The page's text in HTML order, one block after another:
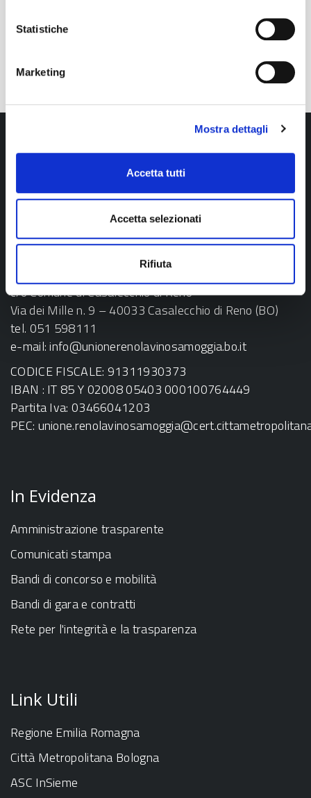
Statistiche
Marketing
Mostra dettagli
Accetta tutti
Accetta selezionati
Rifiuta
Procedure interne
SEDE LEGALE E AFFARI GENERALI
c/o Comune di Casalecchio di Reno
Via dei Mille n. 9 – 40033 Casalecchio di Reno (BO)
tel. 051 598111
e-mail:info@unionerenolavinosamoggia.bo.it
CODICE FISCALE: 91311930373
IBAN : IT 85 Y 02008 05403 000100764449
Partita Iva: 03466041203
PEC:
In Evidenza
Amministrazione trasparente
Comunicati stampa
Bandi di concorso e mobilità
Bandi di gara e contratti
Rete per l'integrità e la trasparenza
Link Utili
Regione Emilia Romagna
Città Metropolitana Bologna
ASC InSieme